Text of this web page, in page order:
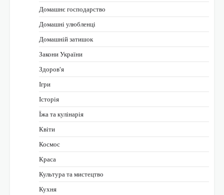
Домашнє господарство
Домашні улюбленці
Домашній затишок
Закони України
Здоров'я
Ігри
Історія
Їжа та кулінарія
Квіти
Космос
Краса
Культура та мистецтво
Кухня